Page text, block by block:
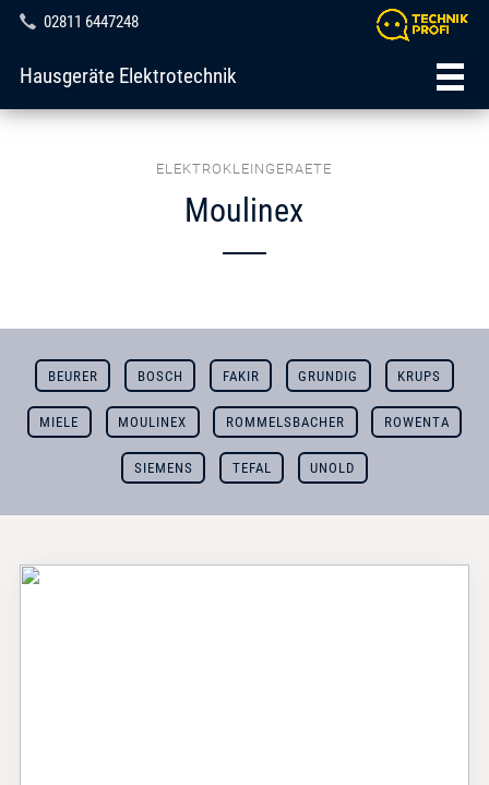
02811 6447248
Hausgeräte Elektrotechnik
ELEKTROKLEINGERAETE
Moulinex
BEURER BOSCH FAKIR GRUNDIG KRUPS
MIELE MOULINEX ROMMELSBACHER ROWENTA
SIEMENS TEFAL UNOLD